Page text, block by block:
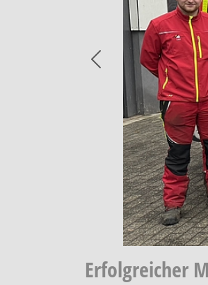
Previous
Erfolgreicher